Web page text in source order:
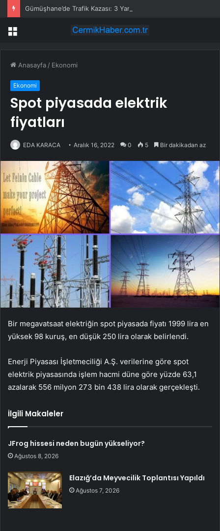
Gümüşhane’de Trafik Kazası: 3 Yaralı
Menü
Anasayfa / Ekonomi
Ekonomi
Spot piyasada elektrik
fiyatları
EDA KARACA Aralık 16, 2022 0 5 Bir dakikadan az
Bir megavatsaat elektriğin spot piyasada fiyatı 1999 lira en
yüksek 98 kuruş, en düşük 250 lira olarak belirlendi.
Enerji Piyasası İşletmeciliği A.Ş. verilerine göre spot
elektrik piyasasında işlem hacmi düne göre yüzde 63,1
azalarak 556 milyon 273 bin 438 lira olarak gerçekleşti.
İlgili Makaleler
JFrog hissesi neden bugün yükseliyor?
Ağustos 8, 2026
Elazığ’da Meyvecilik Toplantısı Yapıldı
Ağustos 7, 2026